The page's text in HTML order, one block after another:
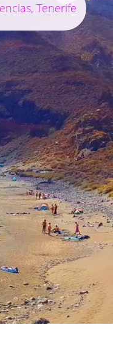
Tenerife